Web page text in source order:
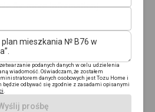
podanych danych w celu udzielenia
wiadomość. Oświadczam, że zostałem
danych osobowych jest Tozu Home i
będzie odbywać się zgodnie z zasadami opisanymi
prośbę
for more information).